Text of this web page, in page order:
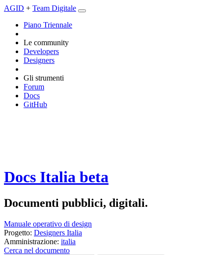
AGID + Team Digitale
Piano Triennale
Le community
Developers
Designers
Gli strumenti
Forum
Docs
GitHub
Docs Italia beta
Documenti pubblici, digitali.
Manuale operativo di design
Progetto: Designers Italia
Amministrazione: italia
Cerca nel documento